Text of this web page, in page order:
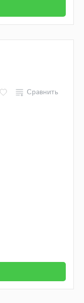
Сравнить